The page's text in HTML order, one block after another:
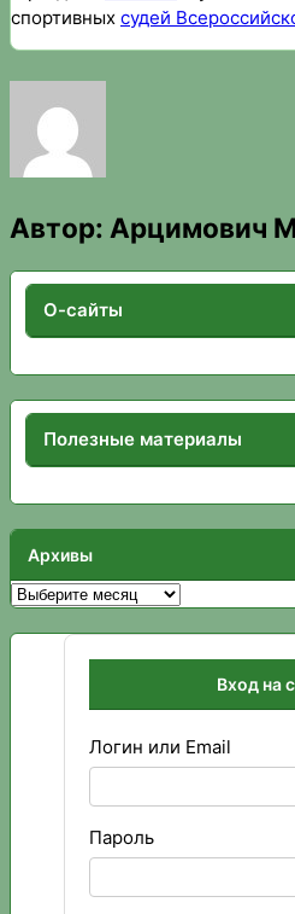
спортивных судей
Автор: Арцимович
О-сайты
Полезные материалы
Архивы
Архивы
Вход на
Логин или Email
Пароль